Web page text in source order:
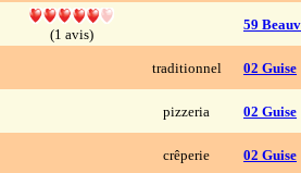
(1 avis)
59
traditionnel 02 Guise
pizzeria 02 Guise
crêperie 02 Guise